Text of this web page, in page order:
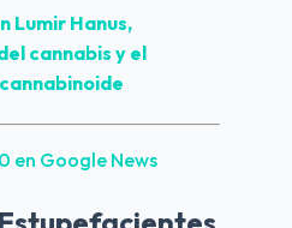
Lumir Hanus,
cannabis y el
en Google News